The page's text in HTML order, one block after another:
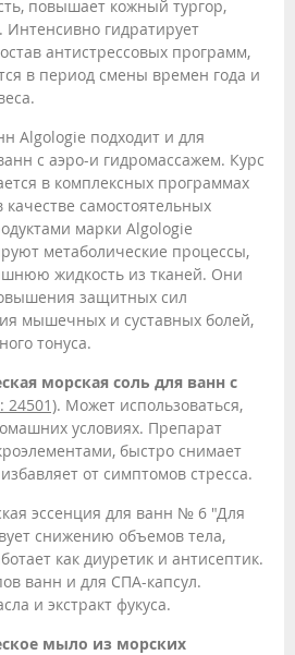
повышает кожный тургор,
Интенсивно гидратирует
антистрессовых программ,
в период смены времен года и
Algologie подходит и для
с аэро-и гидромассажем. Курс
в комплексных программах
самостоятельных
марки Algologie
метаболические процессы,
жидкость из тканей. Они
защитных сил
мышечных и суставных болей,
тонуса.
морская соль для ванн с
24501). Может использоваться,
условиях. Препарат
быстро снимает
от симптомов стресса.
эссенция для ванн № 6 "Для
снижению объемов тела,
как диуретик и антисептик.
ванн и для СПА-капсул.
и экстракт фукуса.
мыло из морских